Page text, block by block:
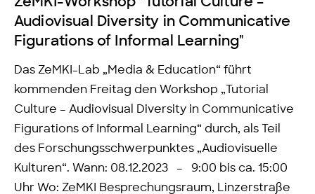
Audiovisual Diversity in Communicative
Figurations of Informal Learning"
Das ZeMKI-Lab „Media & Education“ führt
kommenden Freitag den Workshop „Tutorial
Culture – Audiovisual Diversity in Communicative
Figurations of Informal Learning“ durch, als Teil
des Forschungsschwerpunktes „Audiovisuelle
Kulturen“. Wann: 08.12.2023 – 9:00 bis ca. 15:00
Uhr Wo: ZeMKI Besprechungsraum, Linzerstraße